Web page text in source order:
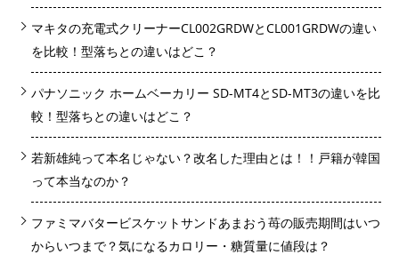
マキタの充電式クリーナーCL002GRDWとCL001GRDWの違い
を比較！型落ちとの違いはどこ？
パナソニック ホームベーカリー SD-MT4とSD-MT3の違いを比
較！型落ちとの違いはどこ？
若新雄純って本名じゃない？改名した理由とは！！戸籍が韓国
って本当なのか？
ファミマバタービスケットサンドあまおう苺の販売期間はいつ
からいつまで？気になるカロリー・糖質量に値段は？